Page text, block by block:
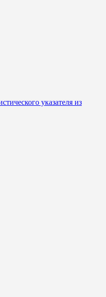
указателя из